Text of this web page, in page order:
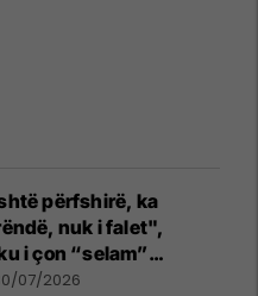
përfshirë, ka
nuk i falet",
i çon “selam”
Ramës
07/2026